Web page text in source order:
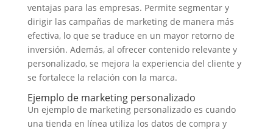
ventajas para las empresas. Permite segmentar y
dirigir las campañas de marketing de manera más
efectiva, lo que se traduce en un mayor retorno de
inversión. Además, al ofrecer contenido relevante y
personalizado, se mejora la experiencia del cliente y
se fortalece la relación con la marca.
Ejemplo de marketing personalizado
Un ejemplo de marketing personalizado es cuando
una tienda en línea utiliza los datos de compra y